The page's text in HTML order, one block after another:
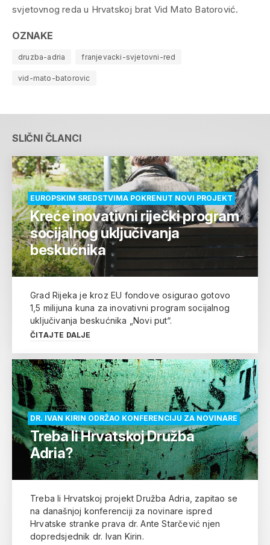
svjetovnog reda u Hrvatskoj brat Vid Mato Batorović.
OZNAKE
druzba-adria franjevacki-svjetovni-red
vid-mato-batorovic
SLIČNI ČLANCI
EUROPSKIM SREDSTVIMA POKRENUT NOVI PROJEKT
Kreće inovativni riječki program
socijalnog uključivanja
beskućnika
Grad Rijeka je kroz EU fondove osigurao gotovo
1,5 milijuna kuna za inovativni program socijalnog
uključivanja beskućnika „Novi put“.
ČITAJTE DALJE
DR. IVAN KIRIN ODRŽAO KONFERENCIJU ZA NOVINARE
Treba li Hrvatskoj Družba
Adria?
Treba li Hrvatskoj projekt Družba Adria, zapitao se
na današnjoj konferenciji za novinare ispred
Hrvatske stranke prava dr. Ante Starčević njen
dopredsjednik dr. Ivan Kirin.